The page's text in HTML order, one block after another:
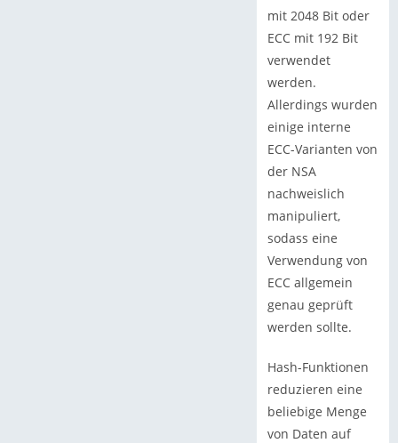
mit 2048 Bit oder
ECC mit 192 Bit
verwendet
werden.
Allerdings wurden
einige interne
ECC-Varianten von
der NSA
nachweislich
manipuliert,
sodass eine
Verwendung von
ECC allgemein
genau geprüft
werden sollte.
Hash-Funktionen
reduzieren eine
beliebige Menge
von Daten auf